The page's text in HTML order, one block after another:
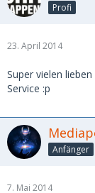
Profi
23. April 2014
Super vielen
Service :p
Anfänger
7. Mai 2014